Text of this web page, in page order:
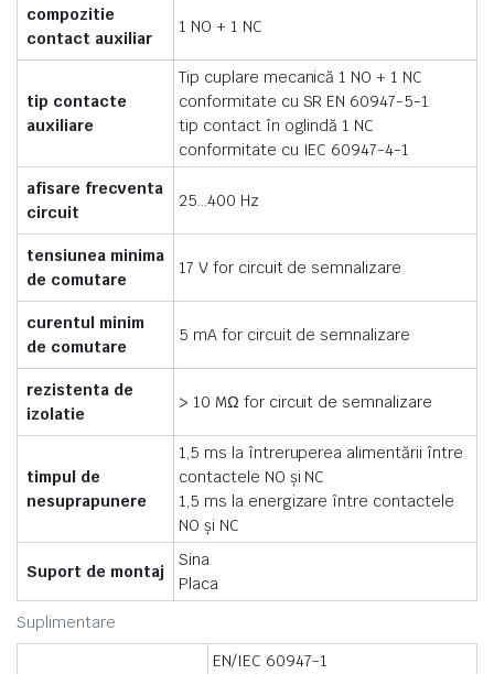
Suplimentare
compozitie
contact auxiliar
1 NO + 1 NC
tip contacte
auxiliare
Tip cuplare mecanică 1 NO + 1 NC
conformitate cu SR EN 60947-5-1
tip contact în oglindă 1 NC
conformitate cu IEC 60947-4-1
afisare frecventa
circuit
25…400 Hz
tensiunea minima
de comutare
17 V for circuit de semnalizare
curentul minim
de comutare
5 mA for circuit de semnalizare
rezistenta de
izolatie
> 10 MΩ for circuit de semnalizare
timpul de
nesuprapunere
1,5 ms la întreruperea alimentării între
contactele NO şi NC
1,5 ms la energizare între contactele
NO şi NC
Suport de montaj
Sina
Placa
EN/IEC 60947-1